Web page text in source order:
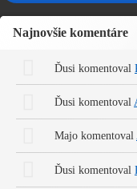
Najnovšie komentáre
Ďusi komentoval
Ďusikomentoval
Majokomentoval
Ďusi komentoval